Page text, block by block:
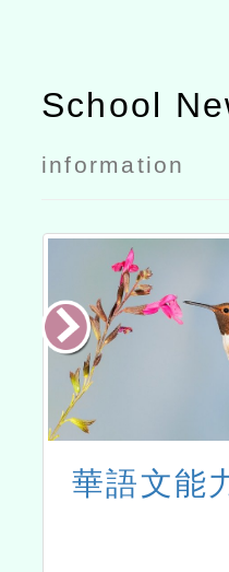
School
information
華語文能